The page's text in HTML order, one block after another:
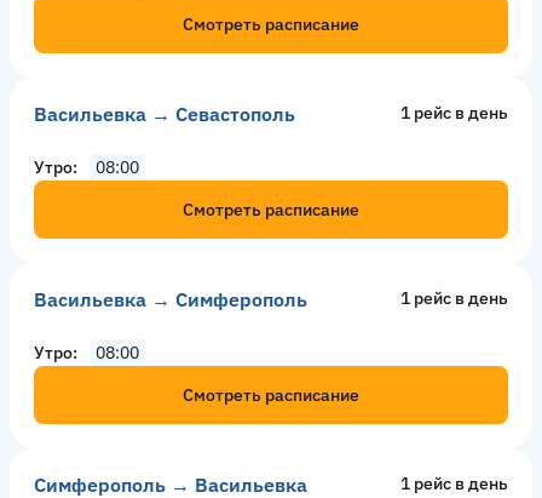
Смотреть расписание
Васильевка → Севастополь 1 рейс в день
Утро
08:00
Смотреть расписание
Васильевка → Симферополь 1 рейс в день
Утро
08:00
Смотреть расписание
Симферополь → Васильевка 1 рейс в день